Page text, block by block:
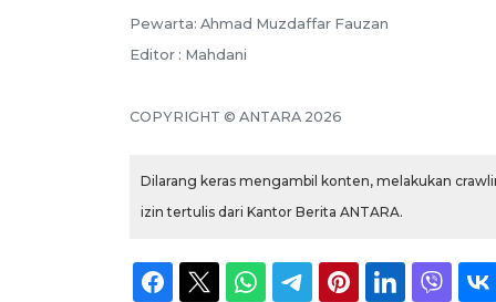
Pewarta: Ahmad Muzdaffar Fauzan
Editor : Mahdani
COPYRIGHT © ANTARA 2026
Dilarang keras mengambil konten, melakukan
izin tertulis dari Kantor Berita ANTARA.